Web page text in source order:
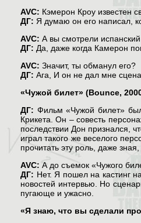
AVC: Кэмерон Кроу известен
ДГ: Я думаю он его написал,
AVC: А вы смотрели
ДГ: Да, даже когда Камерон
AVC: Значит, ты обманул его?
ДГ: Ага, И он не дал мне
«Чужой билет» (Bounce,
ДГ: Фильм «Чужой билет»
Крикета. Он – совесть
последствии Дон признался,
играл такого же веселого
прочитать эту роль, даже
AVC: А до съемок «Чужого
ДГ: Нет. Я пошел на кастинг
новостей интервью. Но
пугающе и ужасно.
«Я знаю, что вы сделали